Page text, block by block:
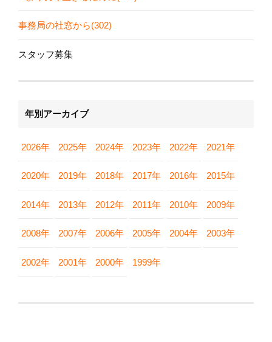
事務局の社窓から(302)
スタッフ募集
年別アーカイブ
2026年 2025年 2024年 2023年 2022年 2021年
2020年 2019年 2018年 2017年 2016年 2015年
2014年 2013年 2012年 2011年 2010年 2009年
2008年 2007年 2006年 2005年 2004年 2003年
2002年 2001年 2000年 1999年